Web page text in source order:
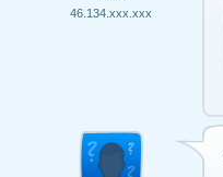
46.134.xxx.xxx